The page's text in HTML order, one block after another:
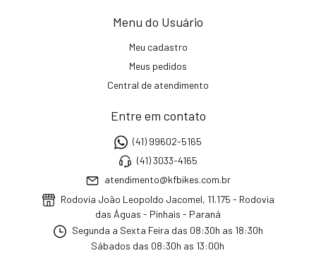
Menu do Usuário
Meu cadastro
Meus pedidos
Central de atendimento
Entre em contato
(41) 99602-5165
(41) 3033-4165
atendimento@kfbikes.com.br
Rodovia João Leopoldo Jacomel, 11.175 - Rodovia
das Águas - Pinhais - Paraná
Segunda a Sexta Feira das 08:30h as 18:30h
Sábados das 08:30h as 13:00h